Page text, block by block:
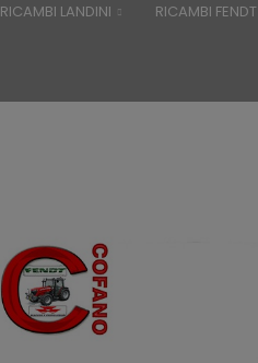
RICAMBI LANDINI RICAMBI FENDT